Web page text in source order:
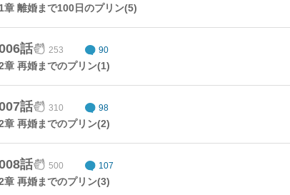
1章 離婚まで100日のプリン(5)
話 253 90
章 再婚までのプリン(1)
話 310 98
章 再婚までのプリン(2)
話 500 107
章 再婚までのプリン(3)